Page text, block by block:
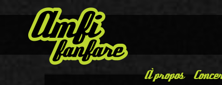
À propos